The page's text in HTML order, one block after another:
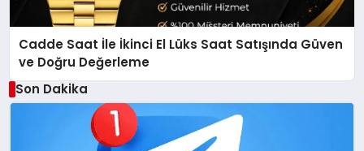
Cadde Saat İle İkinci El Lüks Saat Satışında Güven
ve Doğru Değerleme
Son Dakika